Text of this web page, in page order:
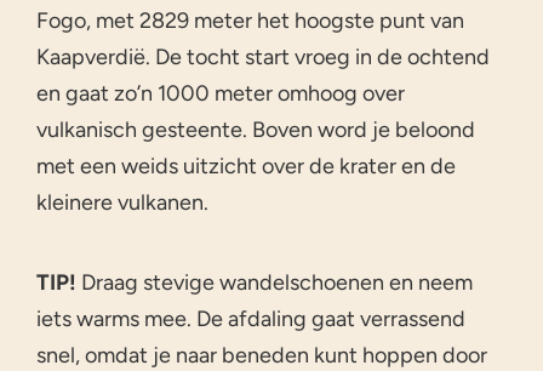
Fogo, met 2829 meter het hoogste punt van
Kaapverdië. De tocht start vroeg in de ochtend
en gaat zo’n 1000 meter omhoog over
vulkanisch gesteente. Boven word je beloond
met een weids uitzicht over de krater en de
kleinere vulkanen.
TIP! Draag stevige wandelschoenen en neem
iets warms mee. De afdaling gaat verrassend
snel, omdat je naar beneden kunt hoppen door